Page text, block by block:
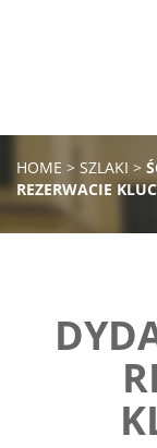
HOME > SZLAKI >
REZERWACIE